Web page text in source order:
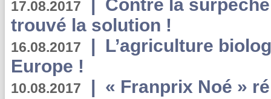
17.08.2017 | Contre la
trouvé la solution !
16.08.2017 | L’agriculture
Europe !
10.08.2017 | « Franprix Noé »